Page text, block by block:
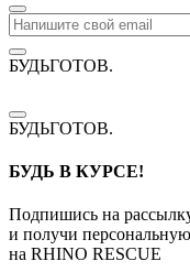
БУДЬГОТОВ.
БУДЬГОТОВ.
БУДЬ В КУРСЕ!
Подпишись на
и получи
на RHINO RESCUE